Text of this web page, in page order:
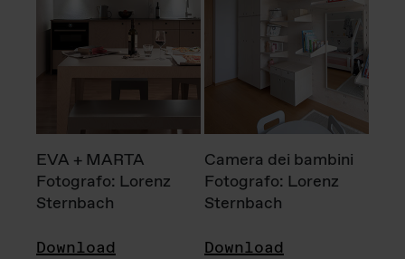
EVA + MARTA
Fotografo: Lorenz
Sternbach
Download
Camera dei bambini
Fotografo: Lorenz
Sternbach
Download